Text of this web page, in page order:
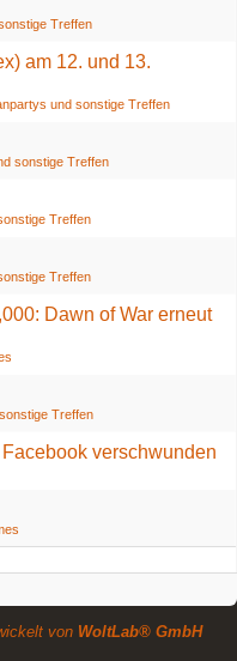
Treffen
am 12. und 13.
und sonstige Treffen
sonstige Treffen
Treffen
Treffen
Dawn of War erneut
Treffen
verschwunden
von WoltLab® GmbH